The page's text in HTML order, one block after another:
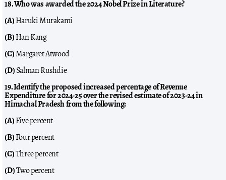
18. Who was awarded the 2024 Nobel Prize in Literature?
(A)Haruki Murakami
(B)Han Kang
(C)Margaret Atwood
(D)Salman Rushdie
19. Identify the proposed increased percentage of Revenue
Expenditure for 2024-25 over the revised estimate of 2023-24 in
Himachal Pradesh from the following:
(A)Five percent
(B)Four percent
(C)Three percent
(D)Two percent